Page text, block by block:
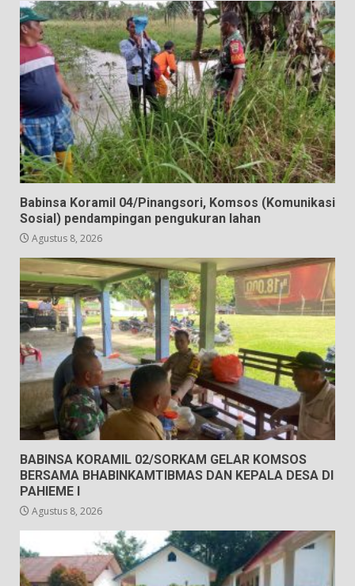
Babinsa Koramil 04/Pinangsori, Komsos (Komunikasi
Sosial) pendampingan pengukuran lahan
Agustus 8, 2026
BABINSA KORAMIL 02/SORKAM GELAR KOMSOS
BERSAMA BHABINKAMTIBMAS DAN KEPALA DESA DI
PAHIEME I
Agustus 8, 2026